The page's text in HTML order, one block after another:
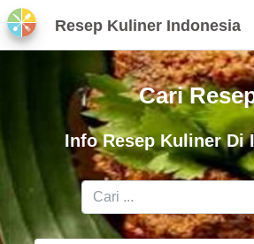
Resep Kuliner Indonesia
Cari
Info Resep Kuliner Di